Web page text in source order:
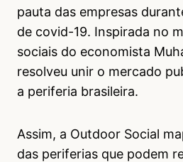
pauta das empresas
de covid-19. Inspirada no
sociais do economista
resolveu unir o mercado
a periferia brasileira.
Assim, a Outdoor Social
das periferias que podem